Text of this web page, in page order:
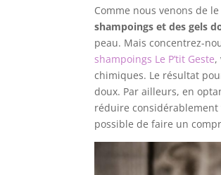
Comme nous venons de
shampoings et des gels
peau. Mais concentrez-
shampoings Le P’tit Geste,
chimiques. Le résultat
doux. Par ailleurs, en
réduire
possible de faire un